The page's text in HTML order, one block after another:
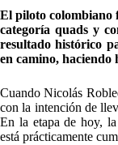
El piloto colombiano
categoría quads y
resultado histórico
en camino, haciendo
Cuando Nicolás
con la intención de
En la etapa de hoy,
está prácticamente